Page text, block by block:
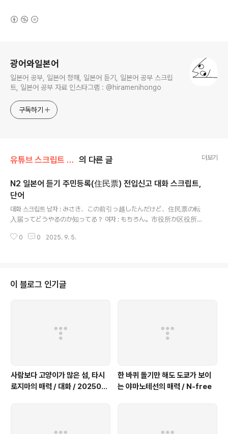
광어와일본어
일본어 공부, 일본어 청해, 일본어 듣기, 일본어 공부 스크립
트, 일본어 공부 자료 인스타그램 : @hiramenihongo
구독하기
유튜브 스크립트 공부 자료 의 다른 글 더보기
N2 일본어 듣기 주민등록(住民票) 전입신고 대화 스크립트,
단어
대화 스크립트 남자 : みさき、この前引っ越したんだけど、住民票の転
入届ってどうやるのか知ってる？ 여자 : もちろん。市役所か区役所に
り簡単そうだな。でも持って行く書類って何が必要？ 여자 : まず転出
ンでも受け付けてくれるけど、印鑑があった方が安心よ。 남자 : 分か
った。そういえば期限ってある？ 여자 : あるわ。引っ越してから14日
0 0 2025. 9. 5.
이 블로그 인기글
사람보다 고양이가 많은 섬, 타시
로지마의 매력 / 대화 / 2025091
한 바퀴 돌기만 해도 도쿄가 보이
는 야마노테선의 매력 / N-free